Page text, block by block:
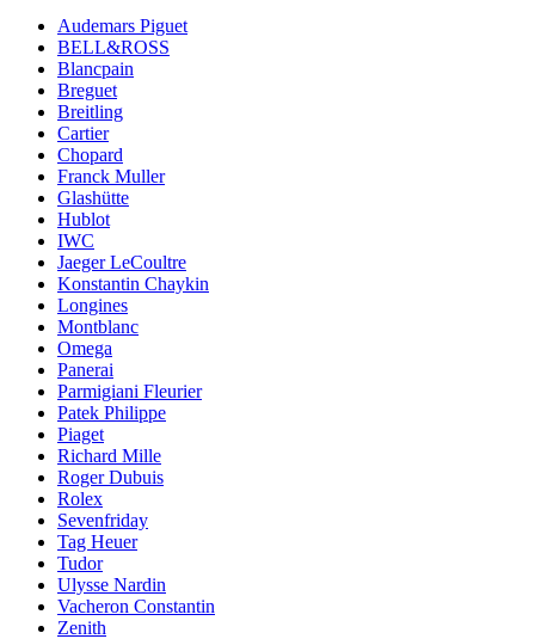
Audemars Piguet
BELL&ROSS
Blancpain
Breguet
Breitling
Cartier
Chopard
Franck Muller
Glashütte
Hublot
IWC
Jaeger LeCoultre
Konstantin Chaykin
Longines
Montblanc
Omega
Panerai
Parmigiani Fleurier
Patek Philippe
Piaget
Richard Mille
Roger Dubuis
Rolex
Sevenfriday
Tag Heuer
Tudor
Ulysse Nardin
Vacheron Constantin
Zenith